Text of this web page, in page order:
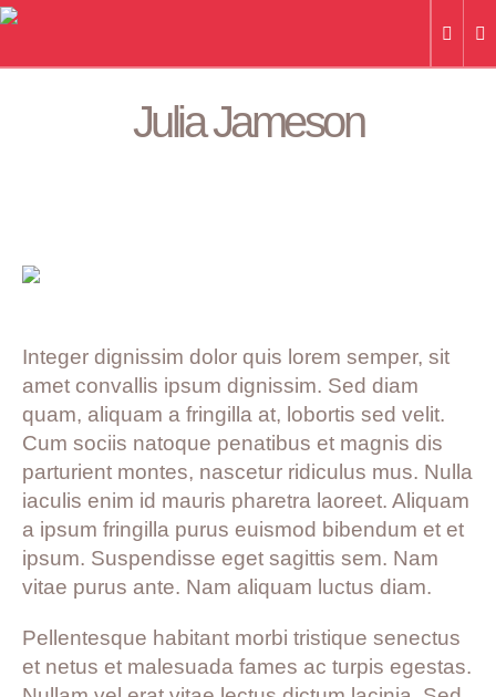
Julia Jameson
Integer dignissim dolor quis lorem semper, sit
amet convallis ipsum dignissim. Sed diam
quam, aliquam a fringilla at, lobortis sed velit.
Cum sociis natoque penatibus et magnis dis
parturient montes, nascetur ridiculus mus. Nulla
iaculis enim id mauris pharetra laoreet. Aliquam
a ipsum fringilla purus euismod bibendum et et
ipsum. Suspendisse eget sagittis sem. Nam
vitae purus ante. Nam aliquam luctus diam.
Pellentesque habitant morbi tristique senectus
et netus et malesuada fames ac turpis egestas.